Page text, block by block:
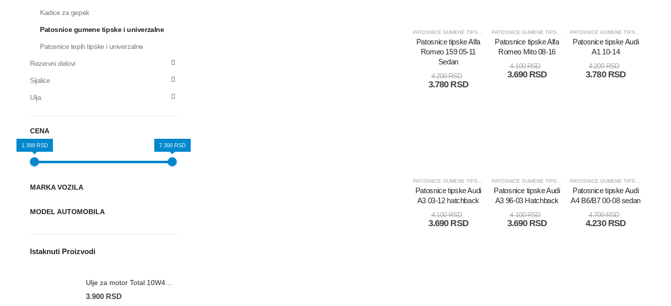
Patosnice tipske Alfa
Romeo 159 05-11
Sedan
4.200RSD
3.780 RSD
Patosnice tipske Alfa
Romeo Mito 08-16
4.100RSD
3.690 RSD
Patosnice tipske Audi
A1 10-14
4.200RSD
3.780 RSD
Patosnice tipske Audi
A3 03-12 hatchback
4.100RSD
3.690 RSD
Patosnice tipske Audi
A3 96-03 Hatchback
4.100RSD
3.690 RSD
Patosnice tipske Audi
A4 B6/B7 00-08 sedan
4.700RSD
4.230 RSD
Kadice za gepek
Patosnice gumene tipske i univerzalne
Patosnice tepih tipske i univerzalne
Rezervni delovi
Sijalice
Ulja
CENA
1.399 RSD 7.300 RSD
MARKA VOZILA
MODEL AUTOMOBILA
Istaknuti Proizvodi
Ulje za motor Total 10W40 Diesel Quartz 7000 5L
3.900 RSD